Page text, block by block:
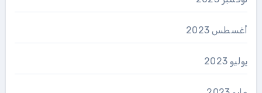
أغسطس 2023
يوليو 2023